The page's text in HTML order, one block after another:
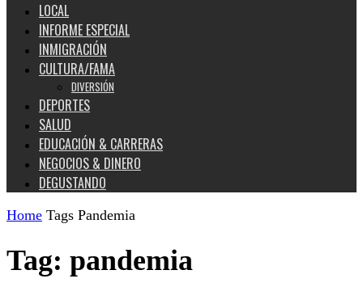
LOCAL
INFORME ESPECIAL
INMIGRACIÓN
CULTURA/FAMA
DIVERSIÓN
DEPORTES
SALUD
EDUCACIÓN & CARRERAS
NEGOCIOS & DINERO
DEGUSTANDO
Home Tags Pandemia
Tag: pandemia